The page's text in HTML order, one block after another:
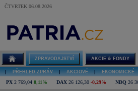
ČTVRTEK 06.08.2026
ZPRAVODAJSTVÍ AKCIE & FONDY
PŘEHLED ZPRÁV AKCIOVÉ EKONOMICKÉ
PX 2 769,04 0,11% DAX 26 126,30 -0,29% NDQ 26